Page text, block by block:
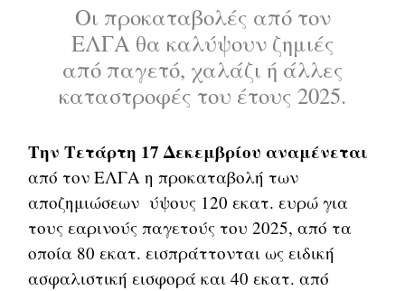
Οι προκαταβολές από τον
ΕΛΓΑ θα καλύψουν ζημιές
από παγετό, χαλάζι ή άλλες
καταστροφές του έτους 2025.
Την Τετάρτη 17 Δεκεμβρίου αναμένεται
από τον ΕΛΓΑ η προκαταβολή των
αποζημιώσεων ύψους 120 εκατ. ευρώ για
τους εαρινούς παγετούς του 2025, από τα
οποία 80 εκατ. εισπράττονται ως ειδική
ασφαλιστική εισφορά και 40 εκατ. από